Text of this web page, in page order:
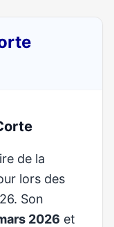
de la
lors des
Son
2026 et